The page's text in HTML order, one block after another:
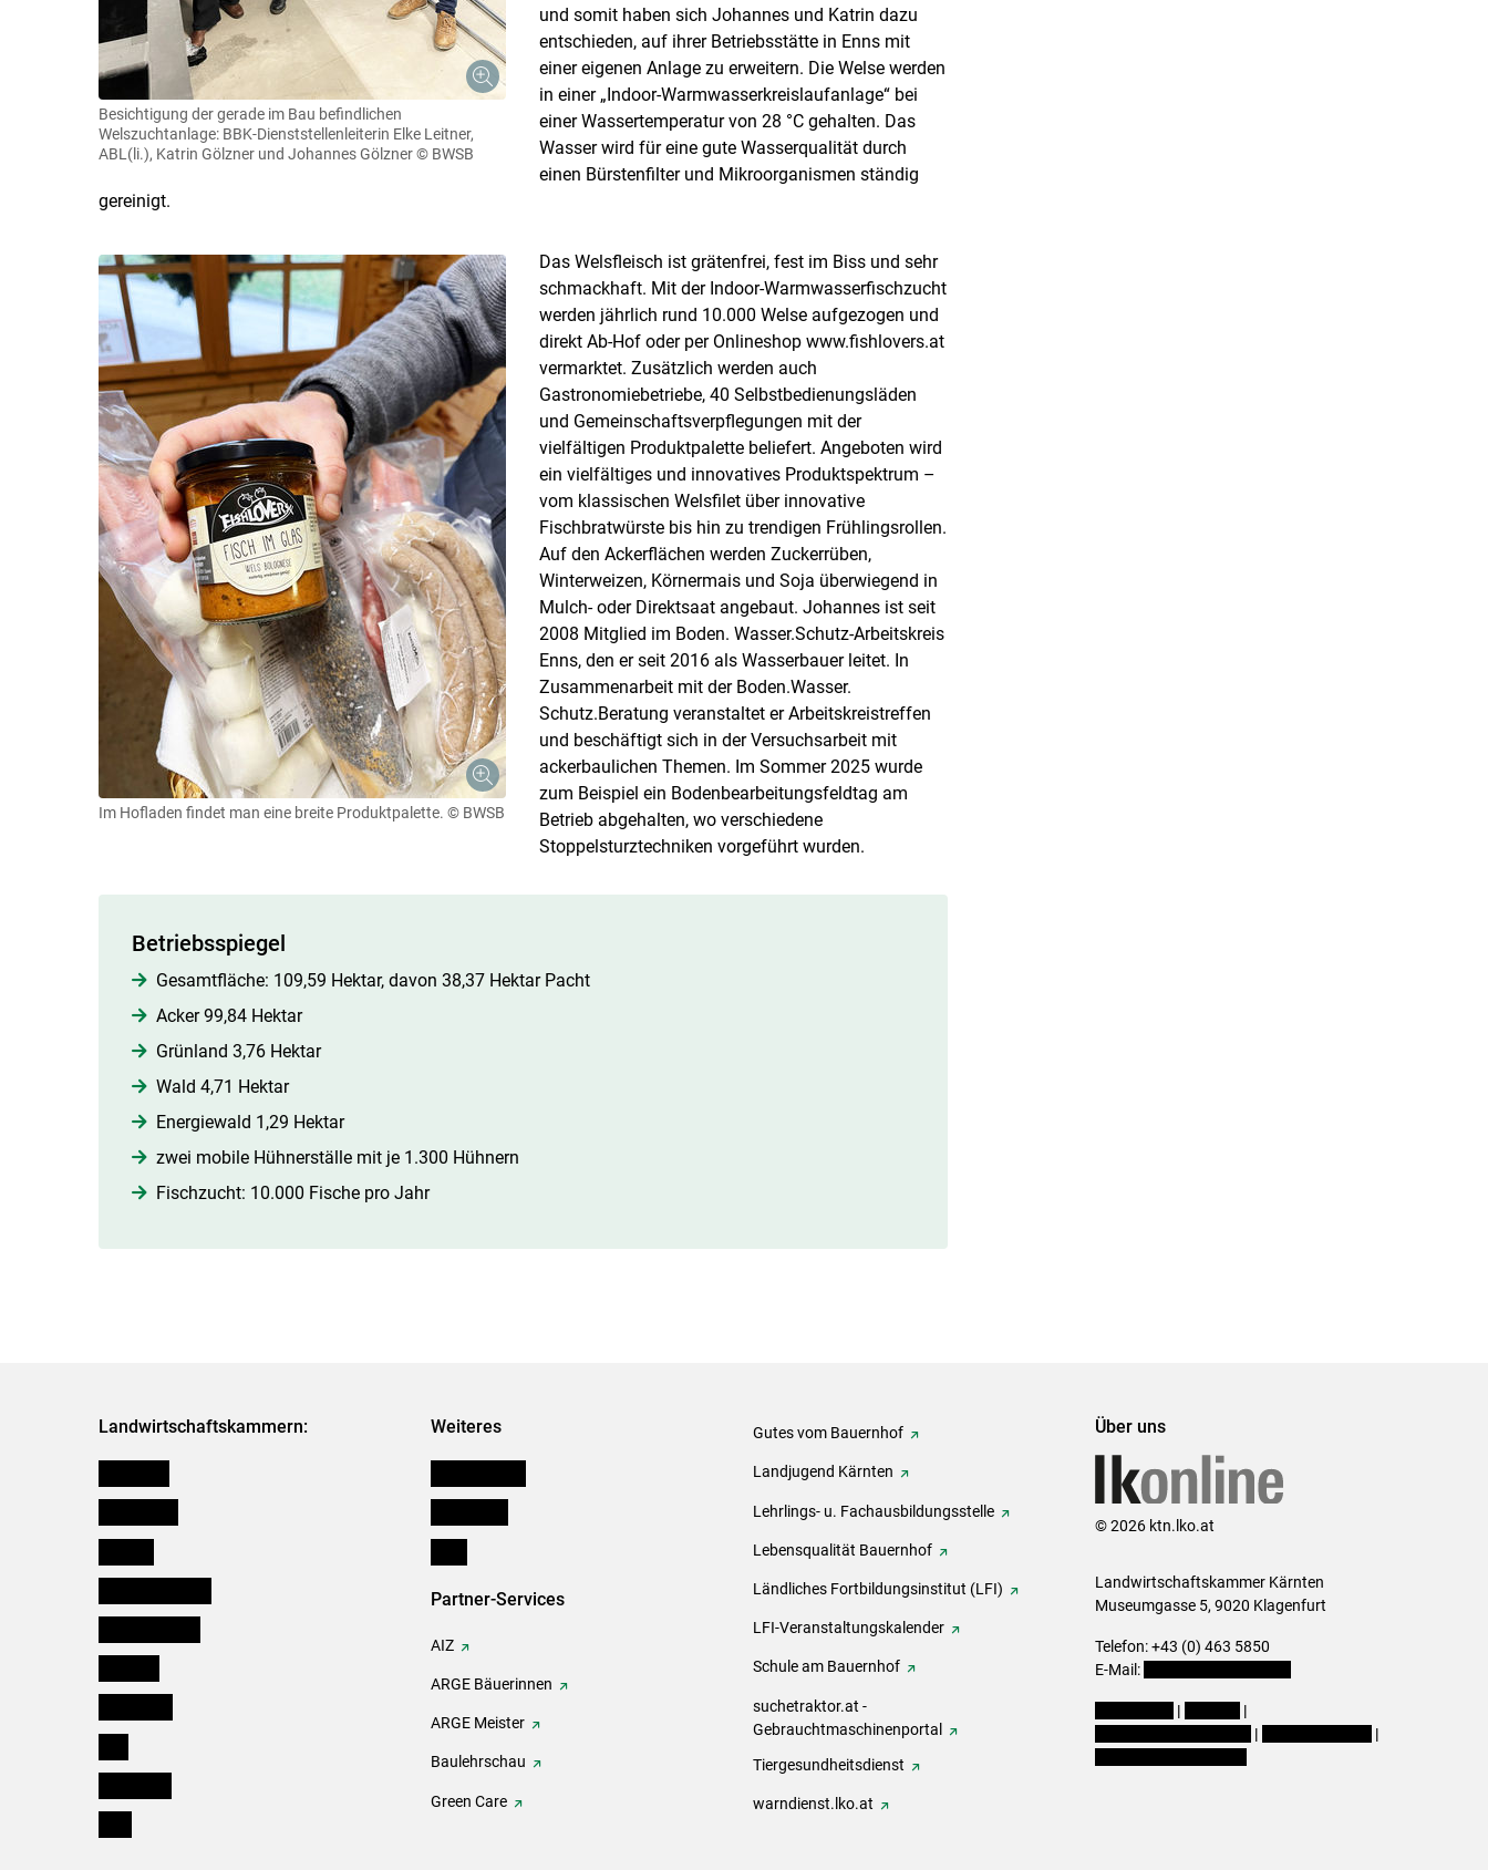
Besichtigung der gerade im Bau befindlichen
Welszuchtanlage: BBK-Dienststellenleiterin Elke Leitner,
ABL(li.), Katrin Gölzner und Johannes Gölzner © BWSB
und somit haben sich Johannes und Katrin dazu
entschieden, auf ihrer Betriebsstätte in Enns mit
einer eigenen Anlage zu erweitern. Die Welse werden
in einer „Indoor-Warmwasserkreislaufanlage“ bei
einer Wassertemperatur von 28 °C gehalten. Das
Wasser wird für eine gute Wasserqualität durch
einen Bürstenfilter und Mikroorganismen ständig
gereinigt.
Im Hofladen findet man eine breite Produktpalette. © BWSB
Das Welsfleisch ist grätenfrei, fest im Biss und sehr
schmackhaft. Mit der Indoor-Warmwasserfischzucht
werden jährlich rund 10.000 Welse aufgezogen und
direkt Ab-Hof oder per Onlineshop www.fishlovers.at
vermarktet. Zusätzlich werden auch
Gastronomiebetriebe, 40 Selbstbedienungsläden
und Gemeinschaftsverpflegungen mit der
vielfältigen Produktpalette beliefert. Angeboten wird
ein vielfältiges und innovatives Produktspektrum –
vom klassischen Welsfilet über innovative
Fischbratwürste bis hin zu trendigen Frühlingsrollen.
Auf den Ackerflächen werden Zuckerrüben,
Winterweizen, Körnermais und Soja überwiegend in
Mulch- oder Direktsaat angebaut. Johannes ist seit
2008 Mitglied im Boden. Wasser.Schutz-Arbeitskreis
Enns, den er seit 2016 als Wasserbauer leitet. In
Zusammenarbeit mit der Boden.Wasser.
Schutz.Beratung veranstaltet er Arbeitskreistreffen
und beschäftigt sich in der Versuchsarbeit mit
ackerbaulichen Themen. Im Sommer 2025 wurde
zum Beispiel ein Bodenbearbeitungsfeldtag am
Betrieb abgehalten, wo verschiedene
Stoppelsturztechniken vorgeführt wurden.
Betriebsspiegel
Gesamtfläche: 109,59 Hektar, davon 38,37 Hektar Pacht
Acker 99,84 Hektar
Grünland 3,76 Hektar
Wald 4,71 Hektar
Energiewald 1,29 Hektar
zwei mobile Hühnerställe mit je 1.300 Hühnern
Fischzucht: 10.000 Fische pro Jahr
Landwirtschaftskammern: Weiteres
Partner-Services
AIZ
ARGE Bäuerinnen
ARGE Meister
Baulehrschau
Green Care
Gutes vom Bauernhof
Landjugend Kärnten
Lehrlings- u. Fachausbildungsstelle
Lebensqualität Bauernhof
Ländliches Fortbildungsinstitut (LFI)
LFI-Veranstaltungskalender
Schule am Bauernhof
suchetraktor.at -
Gebrauchtmaschinenportal
Tiergesundheitsdienst
warndienst.lko.at
Über uns
© 2026 ktn.lko.at
Landwirtschaftskammer Kärnten
Museumgasse 5, 9020 Klagenfurt
Telefon: +43 (0) 463 5850
E-Mail:
|
|
|
|